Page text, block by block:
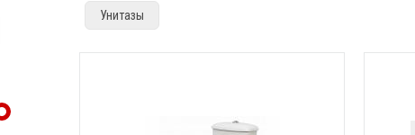
Унитазы